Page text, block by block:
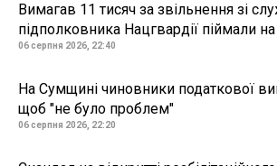
Вимагав 11 тисяч за звільнення зі
підполковника Нацгвардії піймали на
06 серпня 2026, 22:40
На Сумщині чиновники податкової
щоб "не було проблем"
06 серпня 2026, 22:20